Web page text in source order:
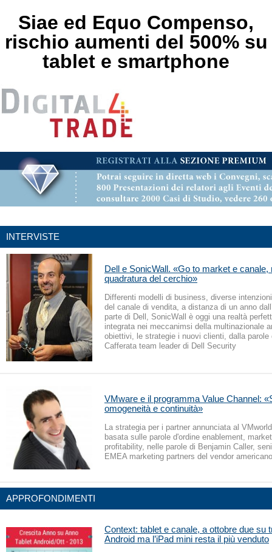
Siae ed Equo Compenso,
rischio aumenti del 500% su
tablet e smartphone
INTERVISTE
Dell e SonicWall. «Go to market e canale,
quadratura del cerchio»
Differenti modelli di business, diverse
del canale di vendita, a distanza di un anno
parte di Dell, SonicWall è oggi una realtà
integrata nei meccanimsi della multinazionale
obiettivi, le strategie i nuovi clienti, dalla parole
Cafferata team leader di Dell Security
VMware e il programma Value Channel:
omogeneità e continuità»
La strategia per i partner annunciata al
basata sulle parole d'ordine enablement,
profitability, nelle parole di Benjamin Caller,
EMEA marketing partners del vendor americano
APPROFONDIMENTI
Context: tablet e canale, a ottobre due su
Android ma l’iPad mini resta il più venduto